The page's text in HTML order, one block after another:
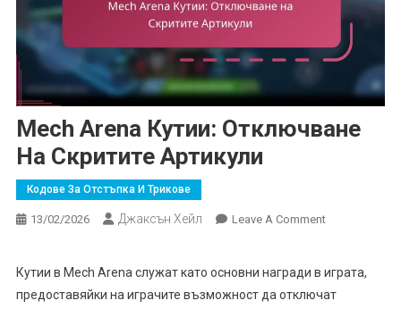
Mech Arena Кутии: Отключване
На Скритите Артикули
Кодове За Отстъпка И Трикове
13/02/2026 Джаксън Хейл Leave A CommentOn
Кутии:
Отключване
Кутии в Mech Arena служат като основни награди в играта,
предоставяйки на играчите възможност да отключат